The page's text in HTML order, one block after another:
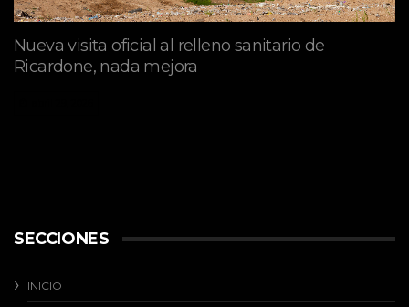
Nueva visita oficial al relleno sanitario de
Ricardone, nada mejora
SECCIONES
INICIO